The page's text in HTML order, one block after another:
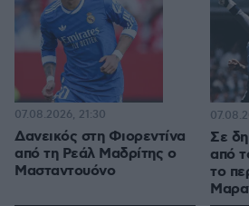
Δανεικός στη Φιορεντίνα
από τη Ρεάλ Μαδρίτης ο
Μασταντουόνο
07.08.2026, 21:30
Σε
από
το